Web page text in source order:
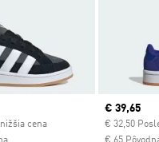
cena
Current
€ 39,65
€ 32,50